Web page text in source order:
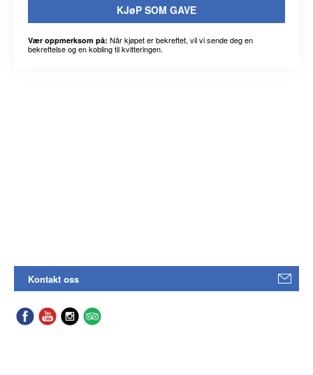
KJøP SOM GAVE
Vær oppmerksom på: Når kjøpet er bekreftet, vil vi sende deg en
bekreftelse og en kobling til kvitteringen.
Kontakt oss